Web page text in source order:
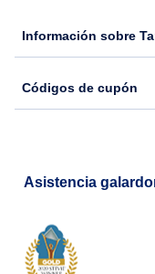
Información sobre
Códigos de cupón
Asistencia